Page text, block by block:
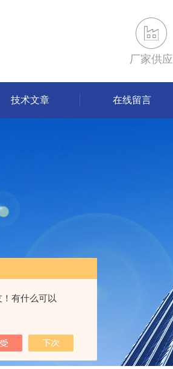
有什么可以
厂家供应
技术文章 在线留言